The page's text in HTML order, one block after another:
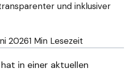
und inklusiver
20261 Min Lesezeit
in einer aktuellen